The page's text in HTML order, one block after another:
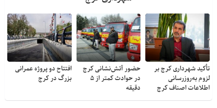
تأکید شهرداری کرج بر
لزوم به‌روزرسانی
اطلاعات اصناف کرج
حضور آتش‌نشانی کرج
در حوادث کمتر از ۵
دقیقه
افتتاح دو پروژه عمرانی
بزرگ در کرج